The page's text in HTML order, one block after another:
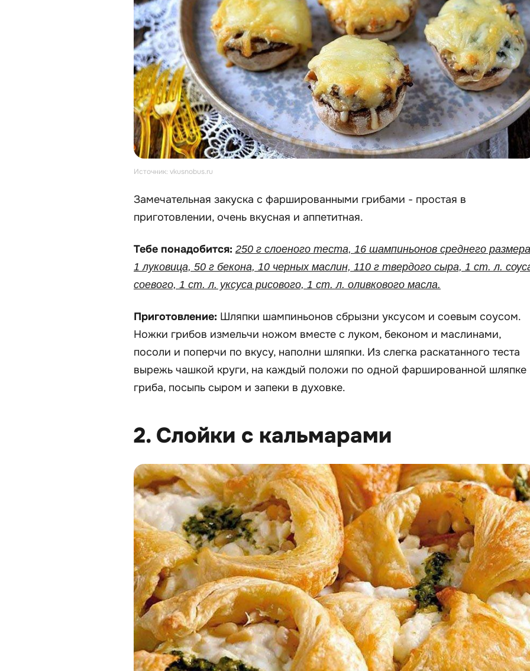
Источник: vkusnobus.ru
Замечательная закуска с фаршированными грибами - простая в
приготовлении, очень вкусная и аппетитная.
Тебе понадобится: 250 г слоеного теста, 16 шампиньонов среднего
1 луковица, 50 г бекона, 10 черных маслин, 110 г твердого сыра, 1 ст. л.
соевого, 1 ст. л. уксуса рисового, 1 ст. л. оливкового масла.
Приготовление: Шляпки шампиньонов сбрызни уксусом и соевым соусом.
Ножки грибов измельчи ножом вместе с луком, беконом и маслинами,
посоли и поперчи по вкусу, наполни шляпки. Из слегка раскатанного теста
вырежь чашкой круги, на каждый положи по одной фаршированной шляпке
гриба, посыпь сыром и запеки в духовке.
2. Слойки с кальмарами